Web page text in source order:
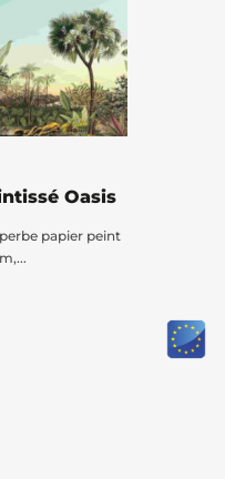
Oasis
papier peint